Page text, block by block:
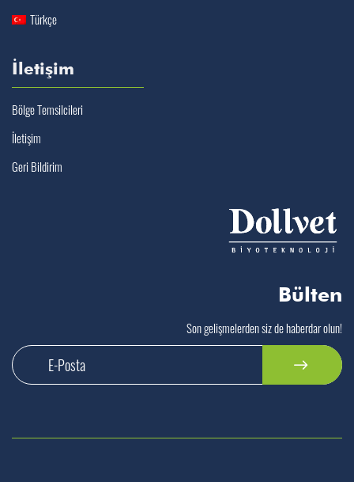
Türkçe
İletişim
Bölge Temsilcileri
İletişim
Geri Bildirim
Bülten
Son gelişmelerden siz de haberdar olun!